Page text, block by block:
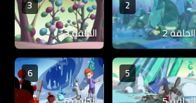
2
الحلقة 2
3
الحلقة 3
5
6